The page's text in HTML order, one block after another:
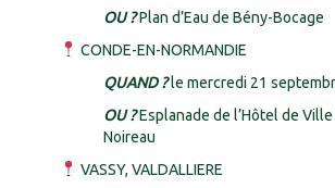
OU ?Plan d’Eau de Bény-Bocage
CONDE-EN-NORMANDIE
QUAND ?le mercredi 21
OU ?Esplanade de l’Hôtel de
Noireau
VASSY, VALDALLIERE